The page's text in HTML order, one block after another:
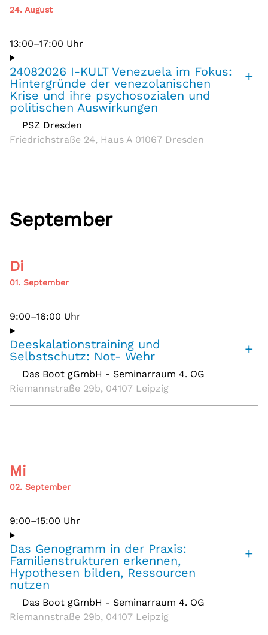
24. August
13:00–17:00 Uhr
24082026 I-KULT Venezuela im Fokus:
Hintergründe der venezolanischen
Krise und ihre psychosozialen und
politischen Auswirkungen
PSZ Dresden
Friedrichstraße 24, Haus A 01067 Dresden
+
September
Di
01. September
9:00–16:00 Uhr
Deeskalationstraining und
Selbstschutz: Not- Wehr
Das Boot gGmbH - Seminarraum 4. OG
Riemannstraße 29b, 04107 Leipzig
+
Mi
02. September
9:00–15:00 Uhr
Das Genogramm in der Praxis:
Familienstrukturen erkennen,
Hypothesen bilden, Ressourcen
nutzen
Das Boot gGmbH - Seminarraum 4. OG
Riemannstraße 29b, 04107 Leipzig
+